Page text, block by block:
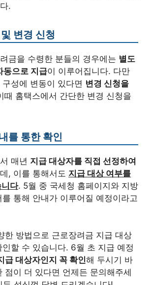
.
변경 신청
금을 수령한 분들의 경우에는 별도
동으로 지급이 이루어집니다. 다만
성에 변동이 있다면 변경 신청을
때 홈택스에서 간단한 변경 신청을
를 통한 확인
매년 지급 대상자를 직접 선정하여
, 이를 통해서도 지급 대상 여부를
다. 5월 중 국세청 홈페이지와 지방
통해 안내가 이루어질 예정이라고
한 방법으로 근로장려금 지급 대상
할 수 있습니다. 6월 초 지급 예정
급 대상자인지 꼭 확인해 두시기 바
점이 더 있다면 언제든 문의해주세